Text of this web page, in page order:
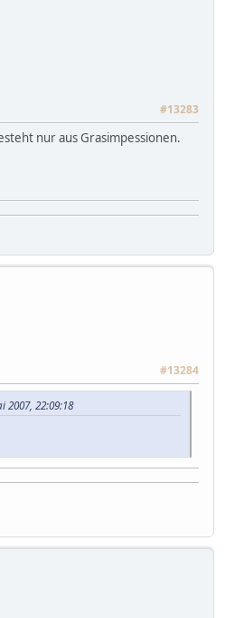
#13283
nur aus Grasimpessionen.
#13284
2007, 22:09:18